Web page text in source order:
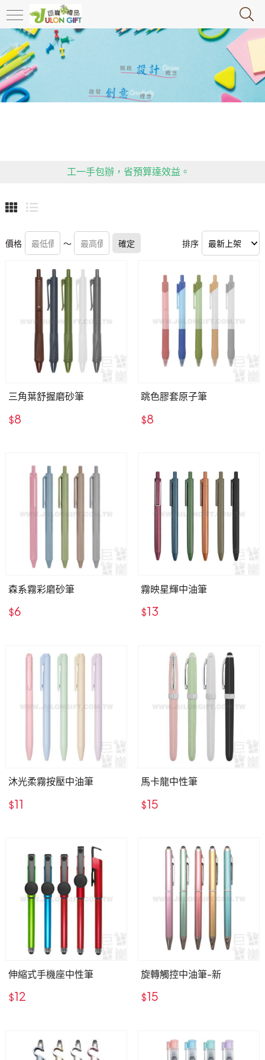
工一手包辦，省預算達效益。
送禮不失禮！客製化禮贈品，精美實用又高雅，包裝、加
用心傳遞祝福，貼心感動有一套！全省企業贈禮合作推
薦，多款精緻禮品等你挑！
價格 ～ 確定 排序
三角葉舒握磨砂筆
$8
跳色膠套原子筆
$8
森系霧彩磨砂筆
$6
霧映星輝中油筆
$13
沐光柔霧按壓中油筆
$11
馬卡龍中性筆
$15
伸縮式手機座中性筆
$12
旋轉觸控中油筆-新
$15